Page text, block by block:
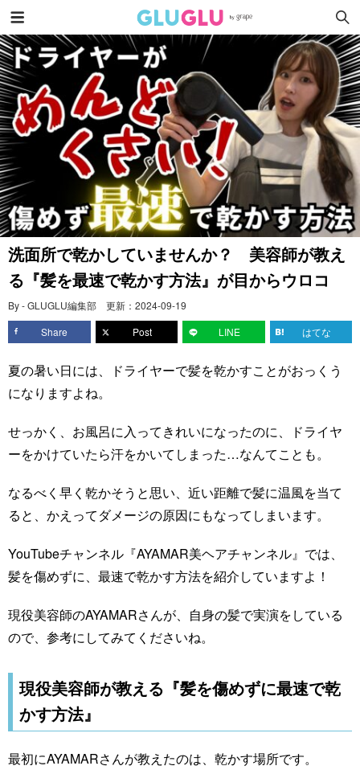
洗面所で乾かしていませんか？ 美容師が教え
る『髪を最速で乾かす方法』が目からウロコ
By - GLUGLU編集部 更新： 2024-09-19
Share
Post LINE はてな
夏の暑い日には、ドライヤーで髪を乾かすことがおっくう
になりますよね。
せっかく、お風呂に入ってきれいになったのに、ドライヤ
ーをかけていたら汗をかいてしまった…なんてことも。
なるべく早く乾かそうと思い、近い距離で髪に温風を当て
ると、かえってダメージの原因にもなってしまいます。
YouTubeチャンネル『AYAMAR美ヘアチャンネル』では、
髪を傷めずに、最速で乾かす方法を紹介していますよ！
現役美容師のAYAMARさんが、自身の髪で実演をしている
ので、参考にしてみてくださいね。
現役美容師が教える『髪を傷めずに最速で乾
かす方法』
最初にAYAMARさんが教えたのは、乾かす場所です。